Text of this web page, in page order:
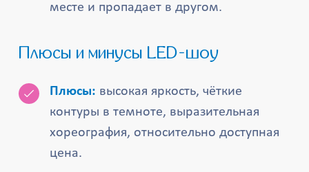
месте и пропадает в другом.
Плюсы и минусы LED-шоу
Плюсы: высокая яркость, чёткие
контуры в темноте, выразительная
хореография, относительно доступная
цена.